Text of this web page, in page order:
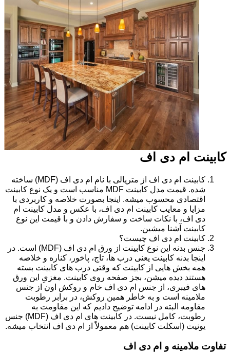
کابینت ام دی اف
کابینت ام دی اف از متریالی با نام ام دی اف (MDF) ساخته
شده. قیمت مدل کابینت MDF مناسب است و یک نوع کابینت
اقتصادی محسوب میشه. اینجا بصورت خلاصه و کاربردی با
مزایا و معایب کابینت ام دی اف، با عکس و مدل کابینت ام
دی اف، با نکات ساخت و سفارش دادن و با قیمت این نوع
کابینت آشنا میشین.
کابینت ام دی اف چیست؟
جنس بدنه این نوع کابینت از ورق ام دی اف (MDF) است. در
اینجا بدنه کابینت یعنی درب ها، تاج، پاخور، کناره و خلاصه
همه بخش هایی از کابینت که وقتی درب های کابینت بسته
هستند دیده میشن، بجز صفحه روی کابینت. مغزیِ این ورق
های فیبری، از جنس ام دی اف خام و روکش اون از جنس
ملامینه است و به خاطر همین روکش، در برابر رطوبت
مقاومه البته در ادامه توضیح دادیم که این مقاومت به
رطوبت، کامل نیست. در کابینت های ام دی اف (MDF) جنس
یونیت (اسکلت کابینت) هم معمولاً از ام دی اف انتخاب میشه.
تفاوت ملامینه و ام دی اف